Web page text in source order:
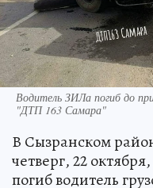
Водитель ЗИЛа погиб до
"ДТП 163 Самара"
В Сызранском
четверг, 22
погиб водитель